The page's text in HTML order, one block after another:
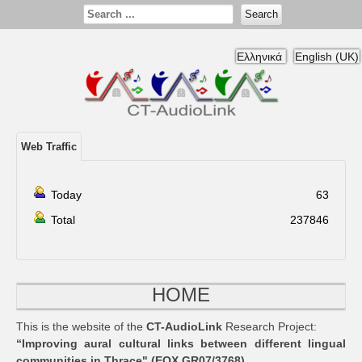
Search
Ελληνικά English (UK)
Web Traffic
Today
63
Total
237846
HOME
This is the website of the CT-AudioLink Research Project:
“Improving aural cultural links between different lingual